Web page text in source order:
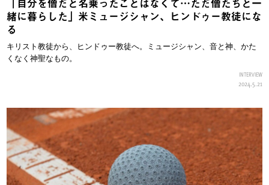
緒に暮らした」米ミュージシャン、ヒンドゥー教徒にな
る
キリスト教徒から、ヒンドゥー教徒へ。ミュージシャン、音と神、かた
くなく神聖なもの。
INTERVIEW
2024.5.21